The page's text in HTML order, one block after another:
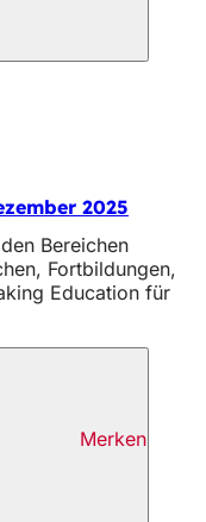
2025
Bereichen
Fortbildungen,
Education für
Merken